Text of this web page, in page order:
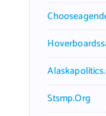
Stsmp.org